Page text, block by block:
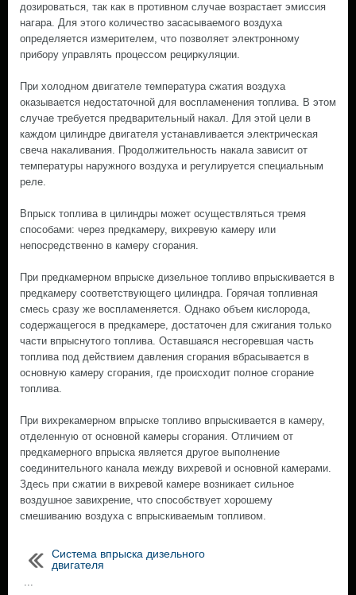
дозироваться, так как в противном случае возрастает эмиссия
нагара. Для этого количество засасываемого воздуха
определяется измерителем, что позволяет электронному
прибору управлять процессом рециркуляции.
При холодном двигателе температура сжатия воздуха
оказывается недостаточной для воспламенения топлива. В этом
случае требуется предварительный накал. Для этой цели в
каждом цилиндре двигателя устанавливается электрическая
свеча накаливания. Продолжительность накала зависит от
температуры наружного воздуха и регулируется специальным
реле.
Впрыск топлива в цилиндры может осуществляться тремя
способами: через предкамеру, вихревую камеру или
непосредственно в камеру сгорания.
При предкамерном впрыске дизельное топливо впрыскивается в
предкамеру соответствующего цилиндра. Горячая топливная
смесь сразу же воспламеняется. Однако объем кислорода,
содержащегося в предкамере, достаточен для сжигания только
части впрыснутого топлива. Оставшаяся несгоревшая часть
топлива под действием давления сгорания вбрасывается в
основную камеру сгорания, где происходит полное сгорание
топлива.
При вихрекамерном впрыске топливо впрыскивается в камеру,
отделенную от основной камеры сгорания. Отличием от
предкамерного впрыска является другое выполнение
соединительного канала между вихревой и основной камерами.
Здесь при сжатии в вихревой камере возникает сильное
воздушное завихрение, что способствует хорошему
смешиванию воздуха с впрыскиваемым топливом.
Система впрыска дизельного
двигателя
...